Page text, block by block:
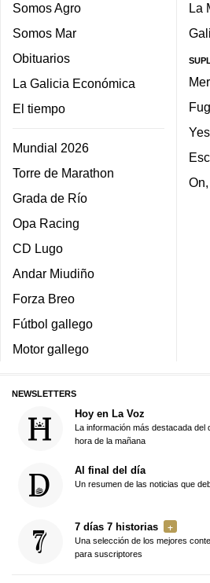
Somos Agro
Somos Mar
Obituarios
La Galicia Económica
El tiempo
Mundial 2026
Torre de Marathon
Grada de Río
Opa Racing
CD Lugo
Andar Miudiño
Forza Breo
Fútbol gallego
Motor gallego
La
Yes
NEWSLETTERS
Hoy en La Voz
La información más destacada del
hora de la mañana
Al final del día
Un resumen de las noticias que
7 días 7 historias
Una selección de los mejores
para suscriptores